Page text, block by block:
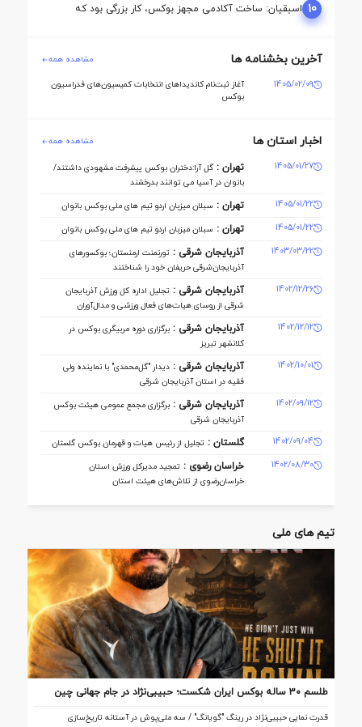
10 اسبقیان: ساخت آکادمی مجهز بوکس، کار بزرگی بود که
حسینی برای این رشته انجام داد
آخرین بخشنامه ها مشاهده همه
1405/02/09
آغاز ثبت‌نام کاندیداهای انتخابات کمیسیون‌های فدراسیون
بوکس
اخبار استان ها مشاهده همه
1405/01/27 تهران : گل آرا:دختران بوکس پیشرفت مشهودی داشتند/
بانوان در آسیا می توانند بدرخشند
1405/01/22
تهران : سبلان میزبان اردو تیم های ملی بوکس بانوان
1405/01/22
تهران : سبلان میزبان اردو تیم های ملی بوکس بانوان
1403/03/22
آذربایجان شرقی : تورنمنت ارمنستان؛ بوکسورهای
آذربایجان‌شرقی حریفان خود را شناختند
1402/12/26
آذربایجان شرقی : تجلیل اداره کل ورزش آذربایجان
‌شرقی از روسای هیات‌های فعال ورزشی و مدال‌آوران
1402/12/12
آذربایجان شرقی : برگزاری دوره مربیگری بوکس در
کلانشهر تبریز
1402/10/01
آذربایجان شرقی : دیدار "گل‌محمدی" با نماینده ولی
فقیه در استان آذربایجان شرقی
1402/09/12
آذربایجان شرقی : برگزاری مجمع عمومی هیئت بوکس
آذربایجان شرقی
1402/09/04
گلستان : تجلیل از رئیس هیات و قهرمان بوکس گلستان
1402/08/30
خراسان رضوی : تمجید مدیرکل ورزش استان
خراسان‌رضوی از تلاش‌های هیئت استان
تیم های ملی
طلسم ۳۰ ساله بوکس ایران شکست؛ حبیبی‌نژاد در جام جهانی چین
قدرت نمایی حبیبی‌نژاد در رینگ "گویانگ" / سه ملی‌پوش در آستانه تاریخ‌سازی